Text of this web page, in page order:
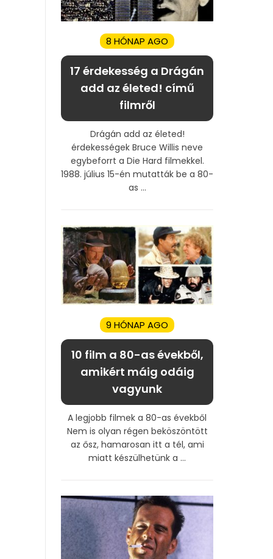
8 HÓNAP AGO
17 érdekesség a Drágán
add az életed! című
filmről
Drágán add az életed!
érdekességek Bruce Willis neve
egybeforrt a Die Hard filmekkel.
1988. július 15-én mutatták be a 80-
as ...
9 HÓNAP AGO
10 film a 80-as évekből,
amikért máig odáig
vagyunk
A legjobb filmek a 80-as évekből
Nem is olyan régen beköszöntött
az ősz, hamarosan itt a tél, ami
miatt készülhetünk a ...